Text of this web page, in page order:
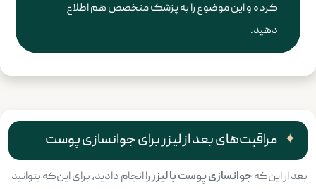
کرده و این موضوع را به پزشک متخصص هم اطلاع
دهید.
مراقبت‌های بعد از لیزر برای جوانسازی پوست
بعد از این‌کهجوانسازی پوست با لیزررا انجام دادید، برای این‌که بتوانید